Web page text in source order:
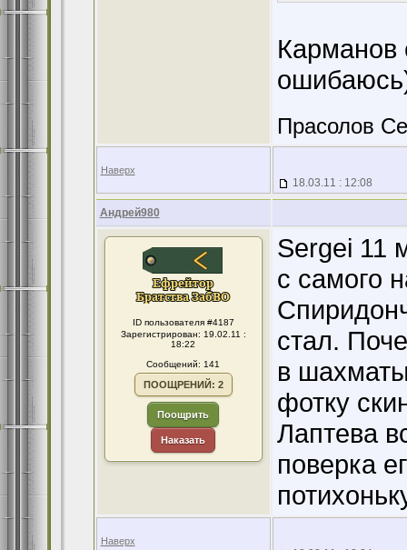
Карманов
Прасолов
Наверх
18.03.11 : 12:08
Андрей980
ID пользователя #4187
Зарегистрирован: 19.02.11 :
18:22
Сообщений: 141
ПООЩРЕНИЙ: 2
Поощрить
Наказать
Sergei 11
с самого
стал.
в
фотку
Лаптева
поверка
Наверх